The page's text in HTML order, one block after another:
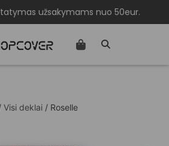
užsakymams nuo 50eur.
Visi deklai / Roselle